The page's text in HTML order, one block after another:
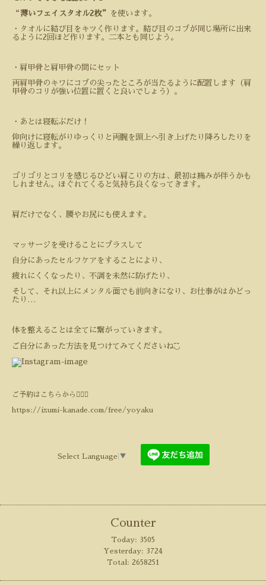
“薄いフェイスタオル2枚”
を使います。
・タオルに結び目をキツく作ります。結び目のコブが同じ場所に出来
るように2 回ほど作ります。二本とも同じよう。
・肩甲骨と肩甲骨の間にセット
両肩甲骨のキワにコブの尖ったところが当たるように配置します（肩
甲骨のコリが強い位置に置くと良いでしょう）。
・あとは寝転ぶだけ！
仰向けに寝転がりゆっくりと両腕を頭上へ引き上げたり降ろしたりを
繰り返します。
ゴリゴリとコリを感じるひどい肩こりの方は、最初は痛みが伴うかも
しれません。ほぐれてくると気持ち良くなってきます。
肩だけでなく、腰やお尻にも使えます。
マッサージを受けることにプラスして
自分にあったセルフケアをすることにより、
疲れにくくなったり、不調を未然に防げたり、
そして、それ以上にメンタル面でも前向きになり、お仕事がはかどっ
たり …
体を整えることは全てに繋がっていきます。
ご自分にあった方法を見つけてみてくださいね◟̆◞̆
ご予約はこちらから💁‍♀️⏬
https://izumi-kanade.com/free/yoyaku
Select Language ▼
Counter
Today: 3505
Yesterday: 3724
Total: 2658251